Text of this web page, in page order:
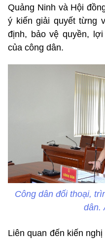
Quảng Ninh và Hội
ý kiến giải quyết từng
định, bảo vệ quyền,
của công dân.
Công dân đối thoại,
dân.
Liên quan đến kiến